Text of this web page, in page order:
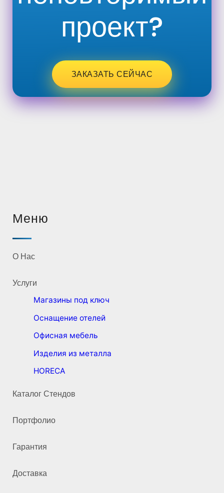
проект?
ЗАКАЗАТЬ СЕЙЧАС
Меню
О Нас
Услуги
Магазины под ключ
Оснащение отелей
Офисная мебель
Изделия из металла
HORECA
Каталог Стендов
Портфолио
Гарантия
Доставка